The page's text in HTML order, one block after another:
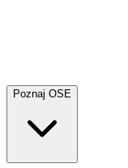
Poznaj OSE